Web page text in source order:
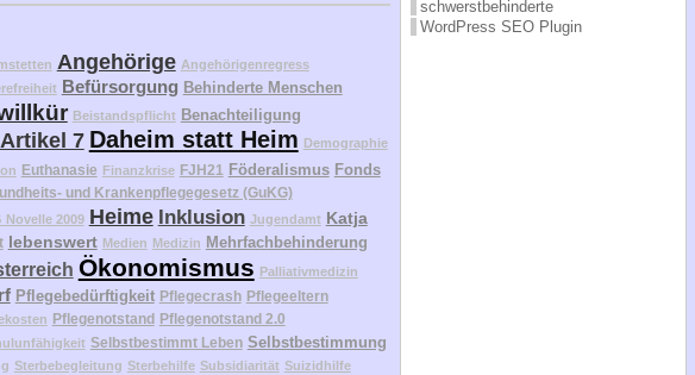
Angehörige Angehörigenregress
Befürsorgung Behinderte Menschen
Beistandspflicht Benachteiligung
7 Daheim statt Heim Demographie
Euthanasie Finanzkrise FJH21 Föderalismus Fonds
und Krankenpflegegesetz (GuKG)
Novelle 2009 Heime Inklusion Jugendamt Katja
lebenswert Medien Medizin Mehrfachbehinderung
Ökonomismus Palliativmedizin
Pflegebedürftigkeit Pflegecrash Pflegeeltern
Pflegenotstand Pflegenotstand 2.0
Selbstbestimmt Leben Selbstbestimmung
Sterbebegleitung Sterbehilfe Subsidiarität Suizidhilfe
schwerstbehinderte
WordPress SEO Plugin